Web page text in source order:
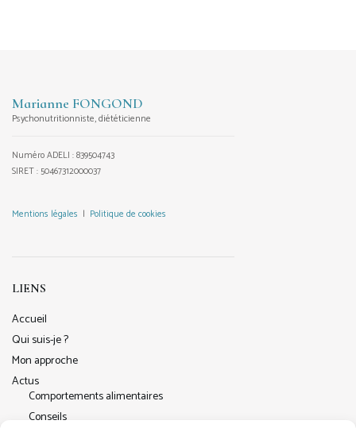
Marianne FONGOND
Psychonutritionniste, diététicienne
Numéro ADELI : 839504743
SIRET : 50467312000037
Mentions légales | Politique de cookies
LIENS
Accueil
Qui suis-je ?
Mon approche
Actus
Comportements alimentaires
Conseils